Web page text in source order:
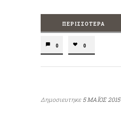
ΠΕΡΙΣΣΌΤΕΡΑ
0 0
Δημοσιευτηκε 5 ΜΑΪΟΣ 2015